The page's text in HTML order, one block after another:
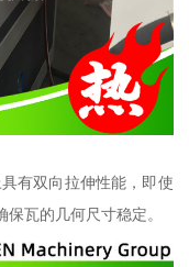
有双向拉伸性能，即使
瓦的几何尺寸稳定。